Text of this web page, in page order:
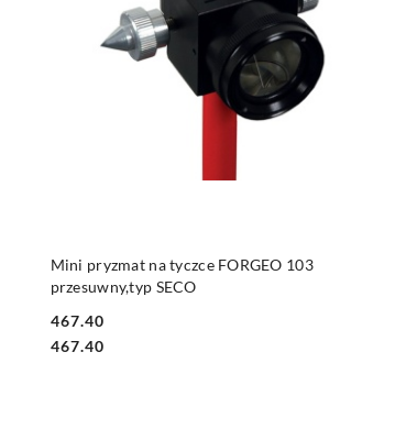
Mini pryzmat na tyczce FORGEO 103
przesuwny,typ SECO
Cena:
467.40
Cena:
467.40